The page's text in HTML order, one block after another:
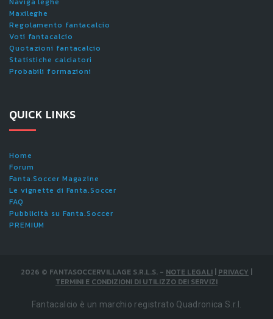
Maxileghe
Regolamento fantacalcio
Voti fantacalcio
Quotazioni fantacalcio
Statistiche calciatori
Probabili formazioni
QUICK LINKS
Home
Forum
Fanta.Soccer Magazine
Le vignette di Fanta.Soccer
FAQ
Pubblicità su Fanta.Soccer
PREMIUM
2026 © FANTASOCCERVILLAGE S.R.L.S. - NOTE LEGALI | PRIVACY |
TERMINI E CONDIZIONI DI UTILIZZO DEI SERVIZI
Fantacalcio è un marchio registrato Quadronica S.r.l.